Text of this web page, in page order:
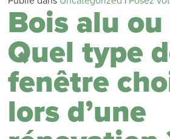
Bois alu ou
Quel type
fenêtre
lors d’une